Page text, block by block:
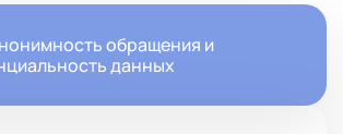
обращения и
данных